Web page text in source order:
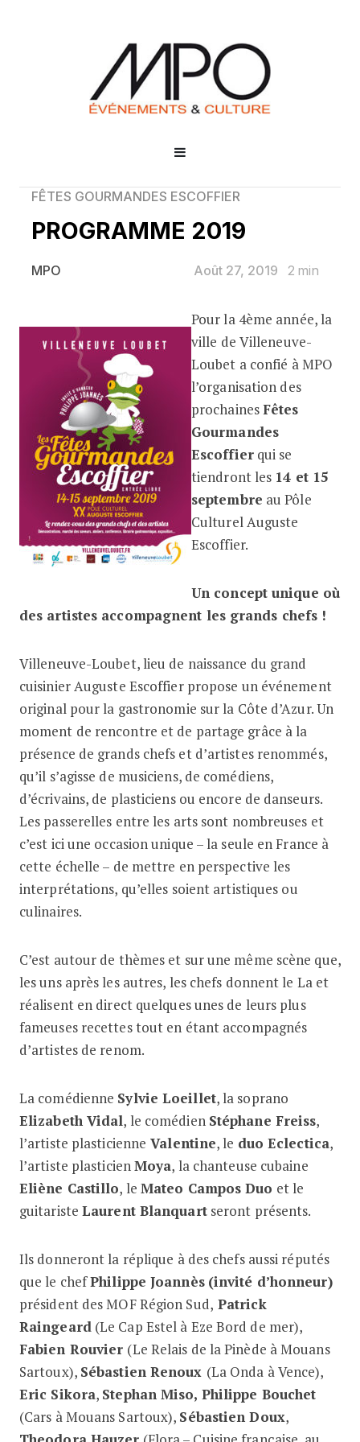
FÊTES GOURMANDES ESCOFFIER
PROGRAMME 2019
MPO Août 27, 2019 2 min
PROGRAMME 2019Pour la 4ème année, la
ville de Villeneuve-
Loubet a confié à MPO
l’organisation des
prochainesFêtes
Gourmandes
Escoffierqui se
tiendront les 14 et 15
septembre au Pôle
Culturel Auguste
Escoffier.
Un concept unique où
des artistes accompagnent les grands chefs !
Villeneuve-Loubet, lieu de naissance du grand
cuisinier Auguste Escoffier propose un événement
original pour la gastronomie sur la Côte d’Azur. Un
moment de rencontre et de partage grâce à la
présence de grands chefs et d’artistes renommés,
qu’il s’agisse de musiciens, de comédiens,
d’écrivains, de plasticiens ou encore de danseurs.
Les passerelles entre les arts sont nombreuses et
c’est ici une occasion unique – la seule en France à
cette échelle – de mettre en perspective les
interprétations, qu’elles soient artistiques ou
culinaires.
C’est autour de thèmes et sur une même scène que,
les uns après les autres, les chefs donnent le La et
réalisent en direct quelques unes de leurs plus
fameuses recettes tout en étant accompagnés
d’artistes de renom.
La comédienne Sylvie Loeillet, la soprano
Elizabeth Vidal, le comédien Stéphane Freiss,
l’artiste plasticienne Valentine, le duo Eclectica,
l’artiste plasticienMoya, la chanteuse cubaine
Eliène Castillo, le Mateo Campos Duo et le
guitaristeLaurent Blanquartseront présents.
Ils donneront la réplique à des chefs aussi réputés
que le chefPhilippe Joannès (invité d’honneur)
président des MOF Région Sud, Patrick
Raingeard(Le Cap Estel à Eze Bord de mer),
Fabien Rouvier (Le Relais de la Pinède à Mouans
Sartoux), Sébastien Renoux (La Onda à Vence),
Eric Sikora, Stephan Miso, Philippe Bouchet
(Cars à Mouans Sartoux), Sébastien Doux,